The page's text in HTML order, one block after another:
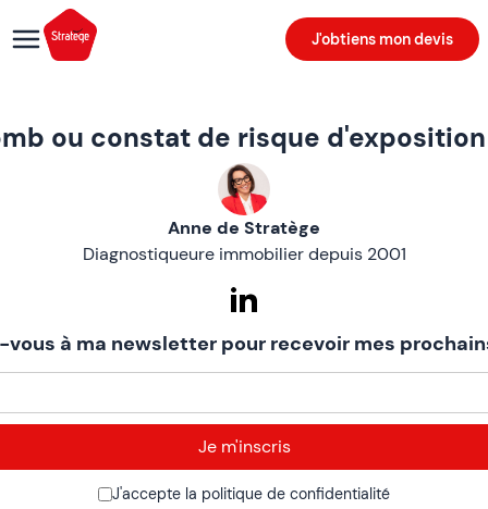
J'obtiens mon devis
ou constat de risque d'exposition
Anne de Stratège
Diagnostiqueure immobilier depuis 2001
vous à ma newsletter pour recevoir mes
J'accepte la politique de confidentialité